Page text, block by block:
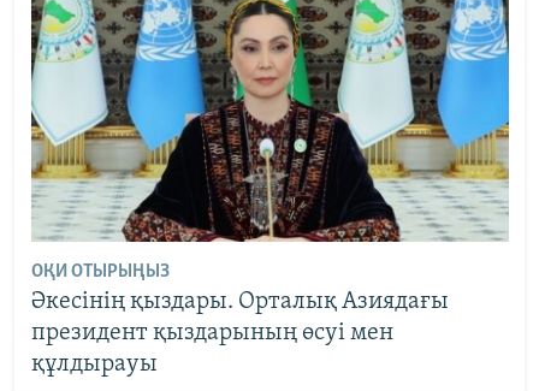
ОҚИ ОТЫРЫҢЫЗ
Әкесінің қыздары. Орталық Азиядағы
президент қыздарының өсуі мен
құлдырауы